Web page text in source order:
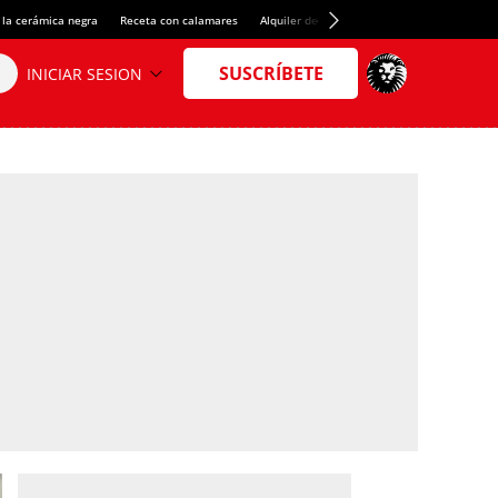
cerámica negra Receta con calamares Alquiler de habitaciones en España